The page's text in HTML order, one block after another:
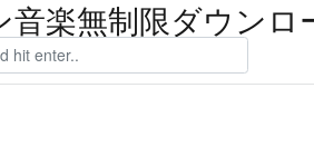
楽無制限ダウンロ